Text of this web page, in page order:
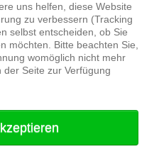
uns helfen, diese Website
zu verbessern (Tracking
selbst entscheiden, ob Sie
möchten. Bitte beachten Sie,
womöglich nicht mehr
Seite zur Verfügung